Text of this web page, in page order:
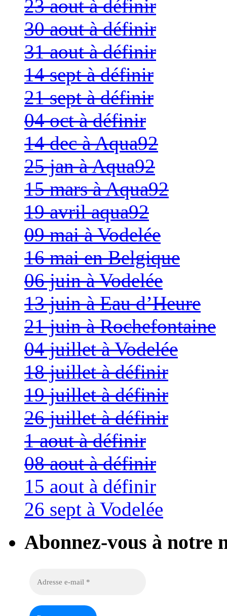
23 aout à définir
30 aout à définir
31 aout à définir
14 sept à définir
21 sept à définir
04 oct à définir
14 dec à Aqua92
25 jan à Aqua92
15 mars à Aqua92
19 avril aqua92
09 mai à Vodelée
16 mai en Belgique
06 juin à Vodelée
13 juin à Eau d’Heure
21 juin à Rochefontaine
04 juillet à Vodelée
18 juillet à définir
19 juillet à définir
26 juillet à définir
1 aout à définir
08 aout à définir
15 aout à définir
26 sept à Vodelée
Abonnez-vous à notre